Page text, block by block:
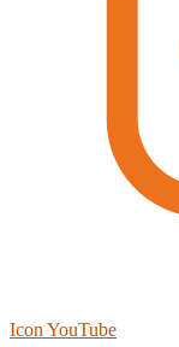
Icon YouTube